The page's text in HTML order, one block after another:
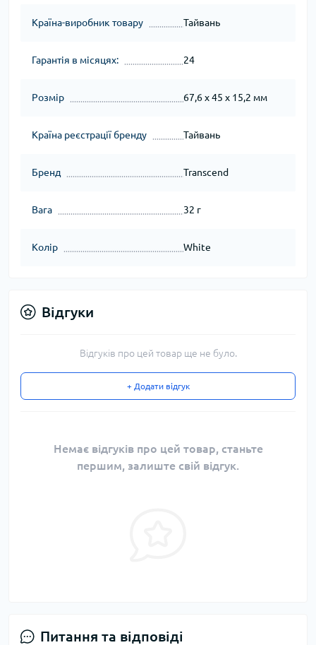
Країна-виробник товару Тайвань
Гарантія в місяцях: 24
Розмір 67,6 x 45 x 15,2 мм
Країна реєстрації бренду Тайвань
Бренд Transcend
Вага 32 г
Колір White
Відгуки
Відгуків про цей товар ще не було.
+ Додати відгук
Немає відгуків про цей товар, станьте
першим, залиште свій відгук.
Питання та відповіді